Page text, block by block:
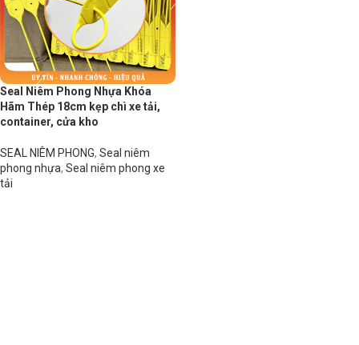
Seal Niêm Phong Nhựa Khóa
Hãm Thép 18cm kẹp chì xe tải,
container, cửa kho
SEAL NIÊM PHONG, Seal niêm
phong nhựa, Seal niêm phong xe
tải